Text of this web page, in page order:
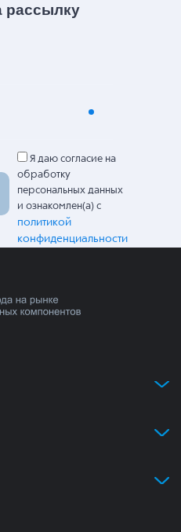
рассылку
Я даю согласие на
обработку
персональных данных
и ознакомлен(а) с
политикой
конфиденциальности